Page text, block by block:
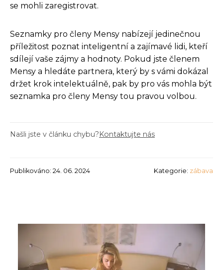
se mohli zaregistrovat.
Seznamky pro členy Mensy nabízejí jedinečnou
příležitost poznat inteligentní a zajímavé lidi, kteří
sdílejí vaše zájmy a hodnoty. Pokud jste členem
Mensy a hledáte partnera, který by s vámi dokázal
držet krok intelektuálně, pak by pro vás mohla být
seznamka pro členy Mensy tou pravou volbou.
Našli jste v článku chybu?Kontaktujte nás
Publikováno: 24. 06. 2024 Kategorie: zábava